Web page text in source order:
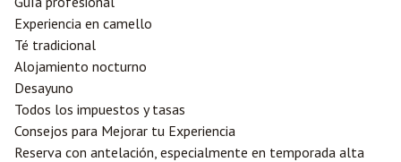
Experiencia en camello
Té tradicional
Alojamiento nocturno
Desayuno
Todos los impuestos y tasas
Consejos para Mejorar tu Experiencia
Reserva con antelación, especialmente en temporada alta